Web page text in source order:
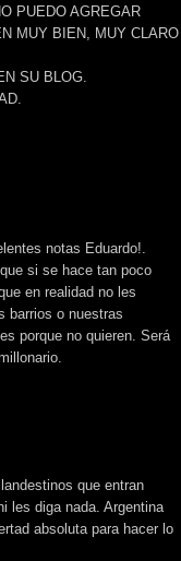
PUEDO AGREGAR
MUY BIEN, MUY CLARO
SU BLOG.
notas Eduardo!.
si se hace tan poco
en realidad no les
barrios o nuestras
porque no quieren. Será
que entran
les diga nada. Argentina
absoluta para hacer lo